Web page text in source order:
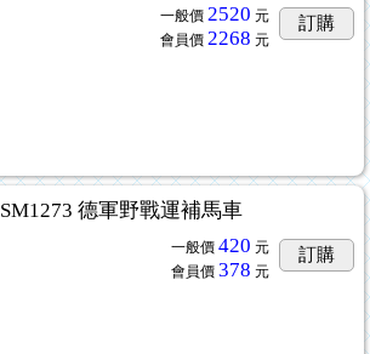
一般價 2520 元
會員價 2268 元
訂購
SM1273 德軍野戰運補馬車
一般價 420 元
會員價 378 元
訂購